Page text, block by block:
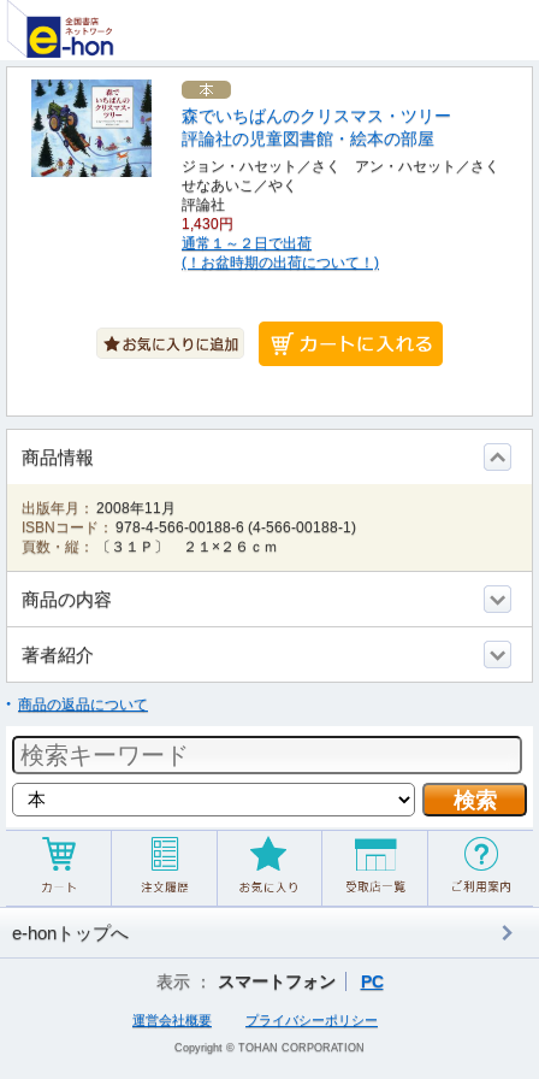
森でいちばんのクリスマス・ツリー
評論社の児童図書館・絵本の部屋
ジョン・ハセット／さく アン・ハセット／さく
せなあいこ／やく
評論社
1,430円
通常１～２日で出荷
(！お盆時期の出荷について！)
商品情報
出版年月： 2008年11月
ISBNコード： 978-4-566-00188-6 (4-566-00188-1)
頁数・縦：
〔３１Ｐ〕 ２１×２６ｃｍ
商品の内容
著者紹介
商品の返品について
e-honトップへ
表示 ： スマートフォン PC
運営会社概要 プライバシーポリシー
Copyright © TOHAN CORPORATION